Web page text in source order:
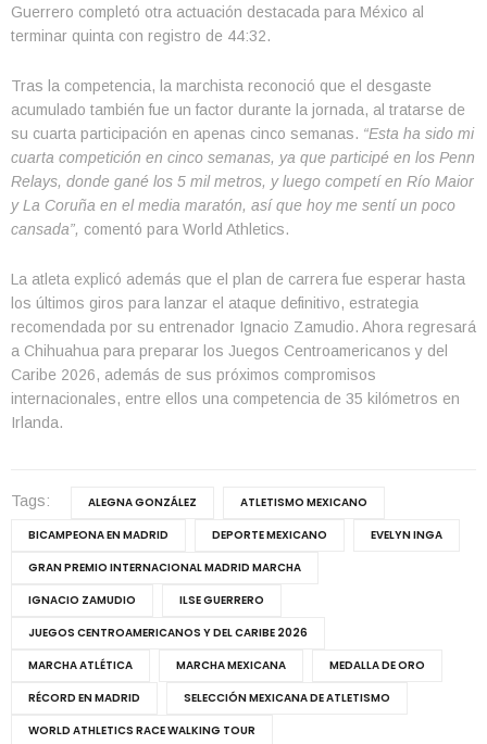
Guerrero completó otra actuación destacada para México al
terminar quinta con registro de 44:32.
Tras la competencia, la marchista reconoció que el desgaste
acumulado también fue un factor durante la jornada, al tratarse de
su cuarta participación en apenas cinco semanas. “Esta ha sido mi
cuarta competición en cinco semanas, ya que participé en los Penn
Relays, donde gané los 5 mil metros, y luego competí en Río Maior
y La Coruña en el media maratón, así que hoy me sentí un poco
cansada”, comentó para World Athletics.
La atleta explicó además que el plan de carrera fue esperar hasta
los últimos giros para lanzar el ataque definitivo, estrategia
recomendada por su entrenador Ignacio Zamudio. Ahora regresará
a Chihuahua para preparar los Juegos Centroamericanos y del
Caribe 2026, además de sus próximos compromisos
internacionales, entre ellos una competencia de 35 kilómetros en
Irlanda.
Tags: ALEGNA GONZÁLEZ
ATLETISMO MEXICANO
BICAMPEONA EN MADRID
DEPORTE MEXICANO
EVELYN INGA
GRAN PREMIO INTERNACIONAL MADRID MARCHA
IGNACIO ZAMUDIO
ILSE GUERRERO
JUEGOS CENTROAMERICANOS Y DEL CARIBE 2026
MARCHA ATLÉTICA
MARCHA MEXICANA
MEDALLA DE ORO
RÉCORD EN MADRID
SELECCIÓN MEXICANA DE ATLETISMO
WORLD ATHLETICS RACE WALKING TOUR